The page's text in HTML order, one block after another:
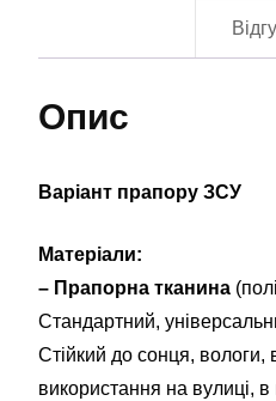
Опис
Варіант прапору ЗСУ
Матеріали:
– Прапорна тканина
Стандартний,
Стійкий до сонця, вологи,
використання на вулиці,